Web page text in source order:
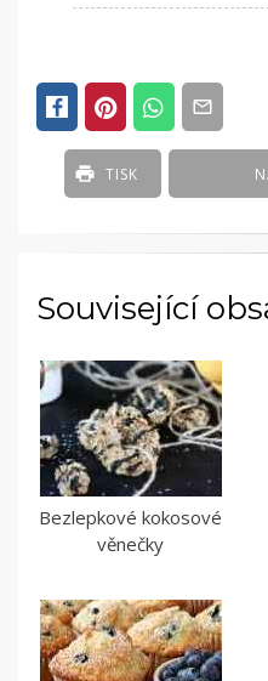
TISK
Související
Bezlepkové kokosové
věnečky